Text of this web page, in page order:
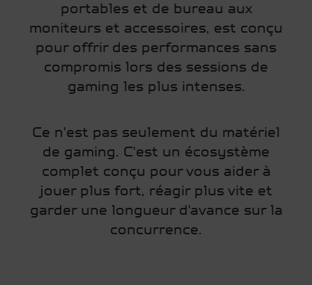
portables et de bureau aux
moniteurs et accessoires, est conçu
pour offrir des performances sans
compromis lors des sessions de
gaming les plus intenses.
Ce n'est pas seulement du matériel
de gaming. C'est un écosystème
complet conçu pour vous aider à
jouer plus fort, réagir plus vite et
garder une longueur d'avance sur la
concurrence.